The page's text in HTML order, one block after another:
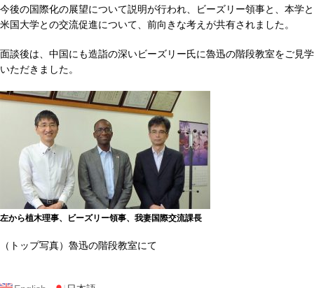
今後の国際化の展望について説明が行われ、ビーズリー領事と、本学と
米国大学との交流促進について、前向きな考えが共有されました。
面談後は、中国にも造詣の深いビーズリー氏に魯迅の階段教室をご見学
いただきました。
左から植木理事、ビーズリー領事、我妻国際交流課長
（トップ写真）魯迅の階段教室にて